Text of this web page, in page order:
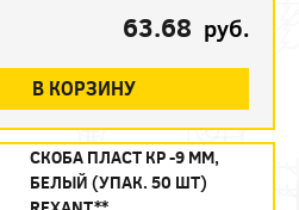
63.68 руб.
В КОРЗИНУ
СКОБА ПЛАСТ КР -9 ММ,
БЕЛЫЙ (УПАК. 50 ШТ)